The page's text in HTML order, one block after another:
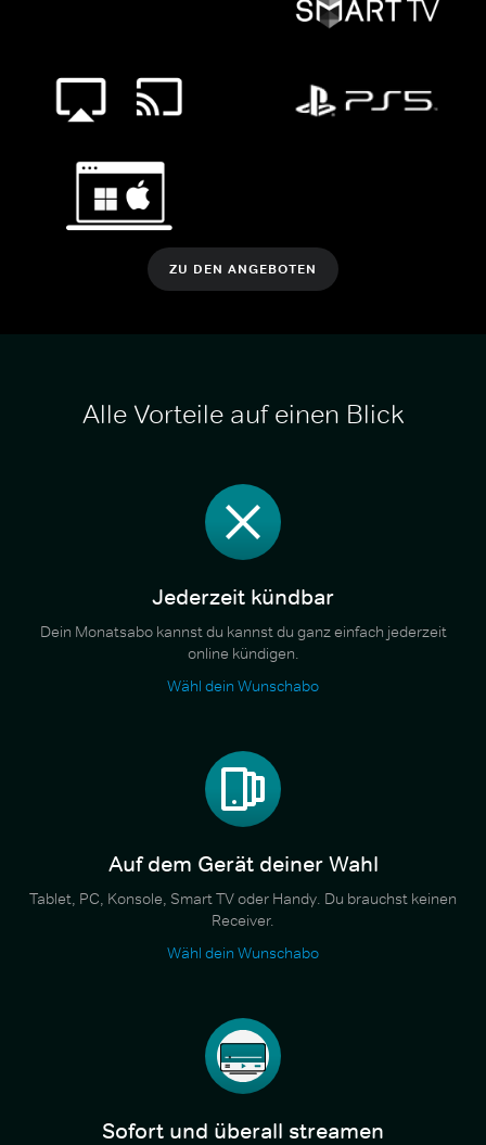
ZU DEN ANGEBOTEN
Alle Vorteile auf einen Blick
Jederzeit kündbar
Dein Monatsabo kannst du kannst du ganz einfach jederzeit
online kündigen.
Wähl dein Wunschabo
Auf dem Gerät deiner Wahl
Tablet, PC, Konsole, Smart TV oder Handy. Du brauchst keinen
Receiver.
Wähl dein Wunschabo
Sofort und überall streamen